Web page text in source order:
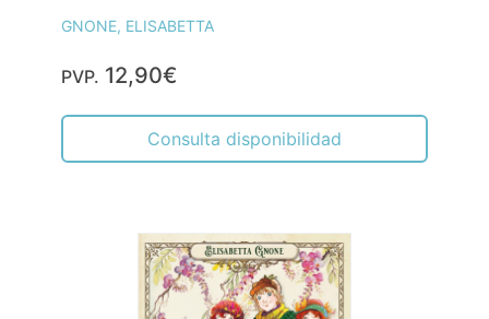
GNONE, ELISABETTA
PVP. 12,90€
Consulta disponibilidad